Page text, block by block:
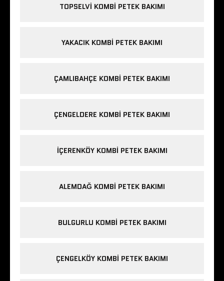
TOPSELVI KOMBI PETEK BAKIMI
YAKACIK KOMBI PETEK BAKIMI
ÇAMLIBAHÇE KOMBI PETEK BAKIMI
ÇENGELDERE KOMBI PETEK BAKIMI
IÇERENKÖY KOMBI PETEK BAKIMI
ALEMDAĞ KOMBI PETEK BAKIMI
BULGURLU KOMBI PETEK BAKIMI
ÇENGELKÖY KOMBI PETEK BAKIMI